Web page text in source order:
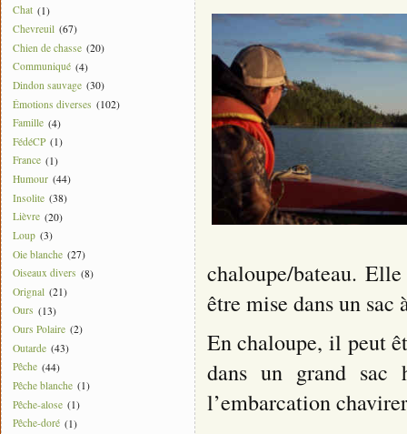
Chat (1)
Chevreuil (67)
Chien de chasse (20)
Communiqué (4)
Dindon sauvage (30)
Émotions diverses (102)
Famille (4)
FédéCP (1)
France (1)
Humour (44)
Insolite (38)
Lièvre (20)
Loup (3)
Oie blanche (27)
Oiseaux divers (8)
Orignal (21)
Ours (13)
Ours Polaire (2)
Outarde (43)
Pêche (44)
Pêche blanche (1)
Pêche-alose (1)
Pêche-doré (1)
chaloupe/bateau.
être mise dans un sac
En chaloupe, il peut
dans un grand sac
l’embarcation